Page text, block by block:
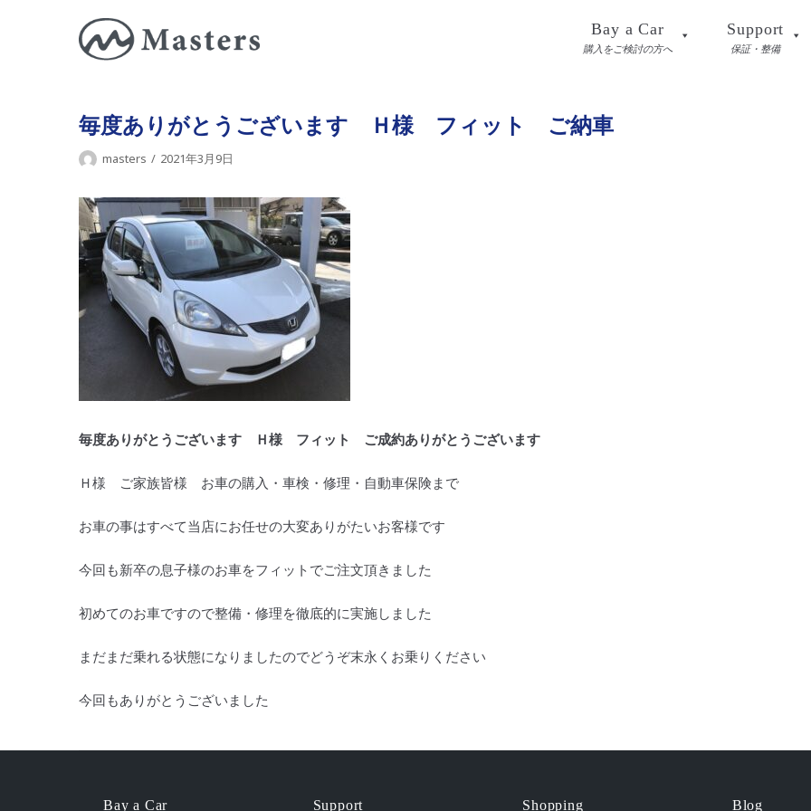
Bay a Car
購入をご検討の方へ
Support
保証・整備
毎度ありがとうございます Ｈ様 フィット ご納車
masters 2021年3月9日
毎度ありがとうございます Ｈ様 フィット ご成約ありがとうございます
Ｈ様 ご家族皆様 お車の購入・車検・修理・自動車保険まで
お車の事はすべて当店にお任せの大変ありがたいお客様です
今回も新卒の息子様のお車をフィットでご注文頂きました
初めてのお車ですので整備・修理を徹底的に実施しました
まだまだ乗れる状態になりましたのでどうぞ末永くお乗りください
今回もありがとうございました
Bay a Car Support Shopping Blog